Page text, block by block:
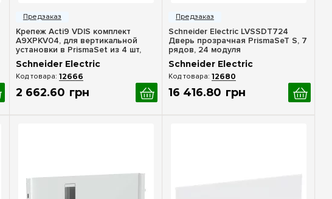
Крепеж Acti9 VDIS комплект
A9XPKV04, для вертикальной
установки в PrismaSet из 4 шт,
Schneider Electric
Schneider Electric
12666
2 662.60 грн
Schneider Electric LVSSDT724
Дверь прозрачная PrismaSeT S, 7
рядов, 24 модуля
Schneider Electric
12680
16 416.80 грн